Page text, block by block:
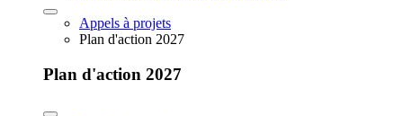
Appels à projets
Plan d'action 2027
Plan d'action 2027